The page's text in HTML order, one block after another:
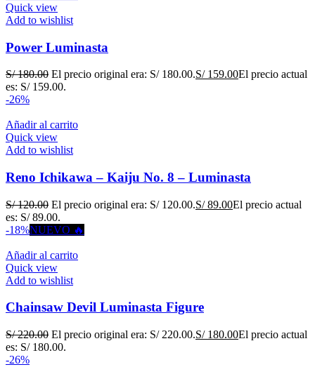
Quick view
Add to wishlist
Power Luminasta
S/180.00 El precio original era: S/ 180.00.S/159.00El precio actual
es: S/ 159.00.
-26%
Añadir al carrito
Quick view
Add to wishlist
Reno Ichikawa – Kaiju No. 8 – Luminasta
S/120.00 El precio original era: S/ 120.00.S/89.00El precio actual
es: S/ 89.00.
-18%NUEVO 🔥
Añadir al carrito
Quick view
Add to wishlist
Chainsaw Devil Luminasta Figure
S/220.00 El precio original era: S/ 220.00.S/180.00El precio actual
es: S/ 180.00.
-26%